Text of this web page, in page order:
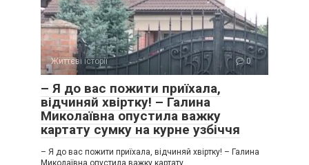
Життєві історії 0
– Я до вас пожити приїхала,
відчиняй хвіртку! – Галина
Миколаївна опустила важку
картату сумку на курне узбіччя
– Я до вас пожити приїхала, відчиняй хвіртку! – Галина